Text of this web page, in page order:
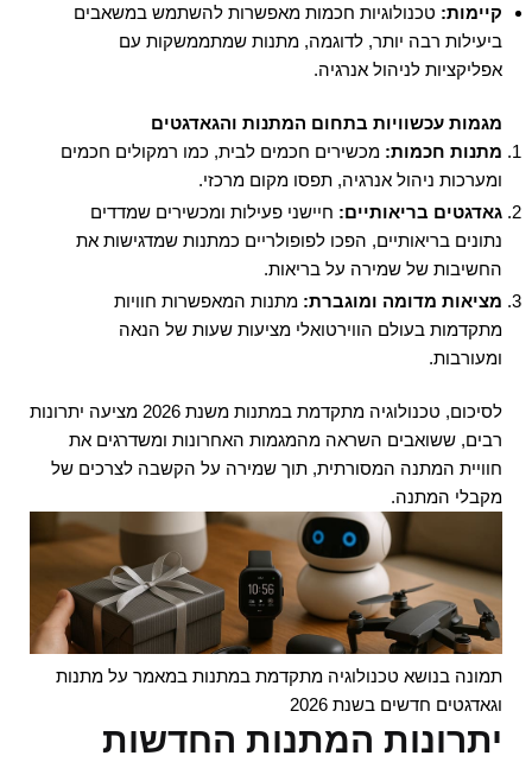
קיימות: טכנולוגיות חכמות מאפשרות להשתמש במשאבים
ביעילות רבה יותר, לדוגמה, מתנות שמתממשקות עם
אפליקציות לניהול אנרגיה.
מגמות עכשוויות בתחום המתנות והגאדגטים
מתנות חכמות: מכשירים חכמים לבית, כמו רמקולים חכמים
ומערכות ניהול אנרגיה, תפסו מקום מרכזי.
גאדגטים בריאותיים: חיישני פעילות ומכשירים שמדדים
נתונים בריאותיים, הפכו לפופולריים כמתנות שמדגישות את
החשיבות של שמירה על בריאות.
מציאות מדומה ומוגברת: מתנות המאפשרות חוויות
מתקדמות בעולם הווירטואלי מציעות שעות של הנאה
ומעורבות.
לסיכום, טכנולוגיה מתקדמת במתנות משנת 2026 מציעה יתרונות
רבים, ששואבים השראה מהמגמות האחרונות ומשדרגים את
חוויית המתנה המסורתית, תוך שמירה על הקשבה לצרכים של
מקבלי המתנה.
תמונה בנושא טכנולוגיה מתקדמת במתנות במאמר על מתנות
וגאדגטים חדשים בשנת 2026
יתרונות המתנות החדשות